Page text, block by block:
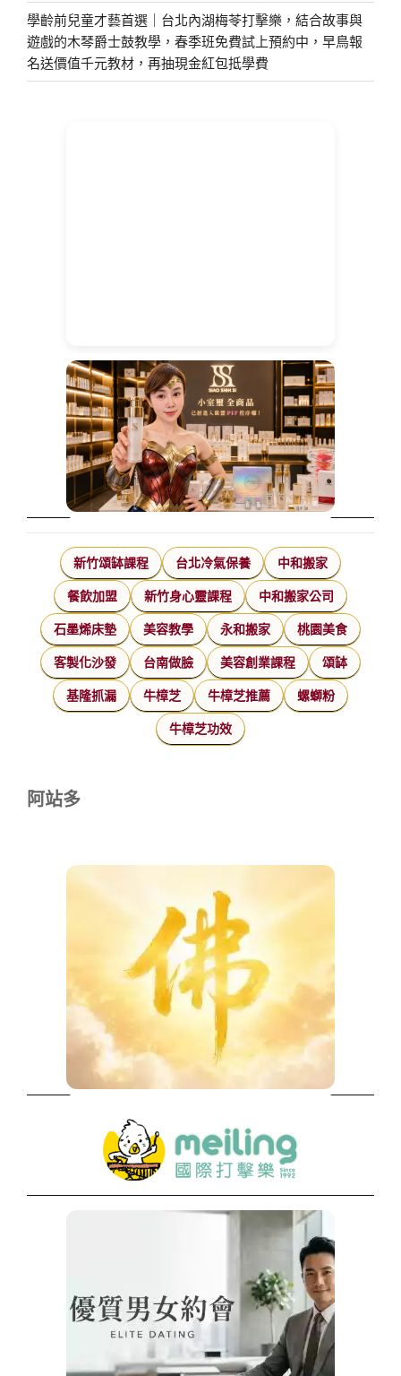
學齡前兒童才藝首選｜台北內湖梅苓打擊樂，結合故事與
遊戲的木琴爵士鼓教學，春季班免費試上預約中，早鳥報
名送價值千元教材，再抽現金紅包抵學費
新竹頌缽課程 台北冷氣保養 中和搬家
餐飲加盟 新竹身心靈課程 中和搬家公司
石墨烯床墊 美容教學 永和搬家 桃園美食
客製化沙發 台南做臉 美容創業課程 頌缽
基隆抓漏 牛樟芝 牛樟芝推薦 螺螄粉
牛樟芝功效
阿站多